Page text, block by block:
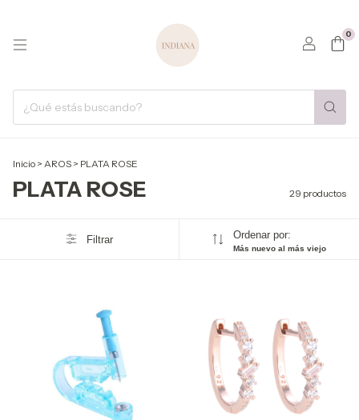
0
Inicio > AROS > PLATA ROSE
PLATA ROSE 29 productos
Filtrar Ordenar por:
Más nuevo al más viejo